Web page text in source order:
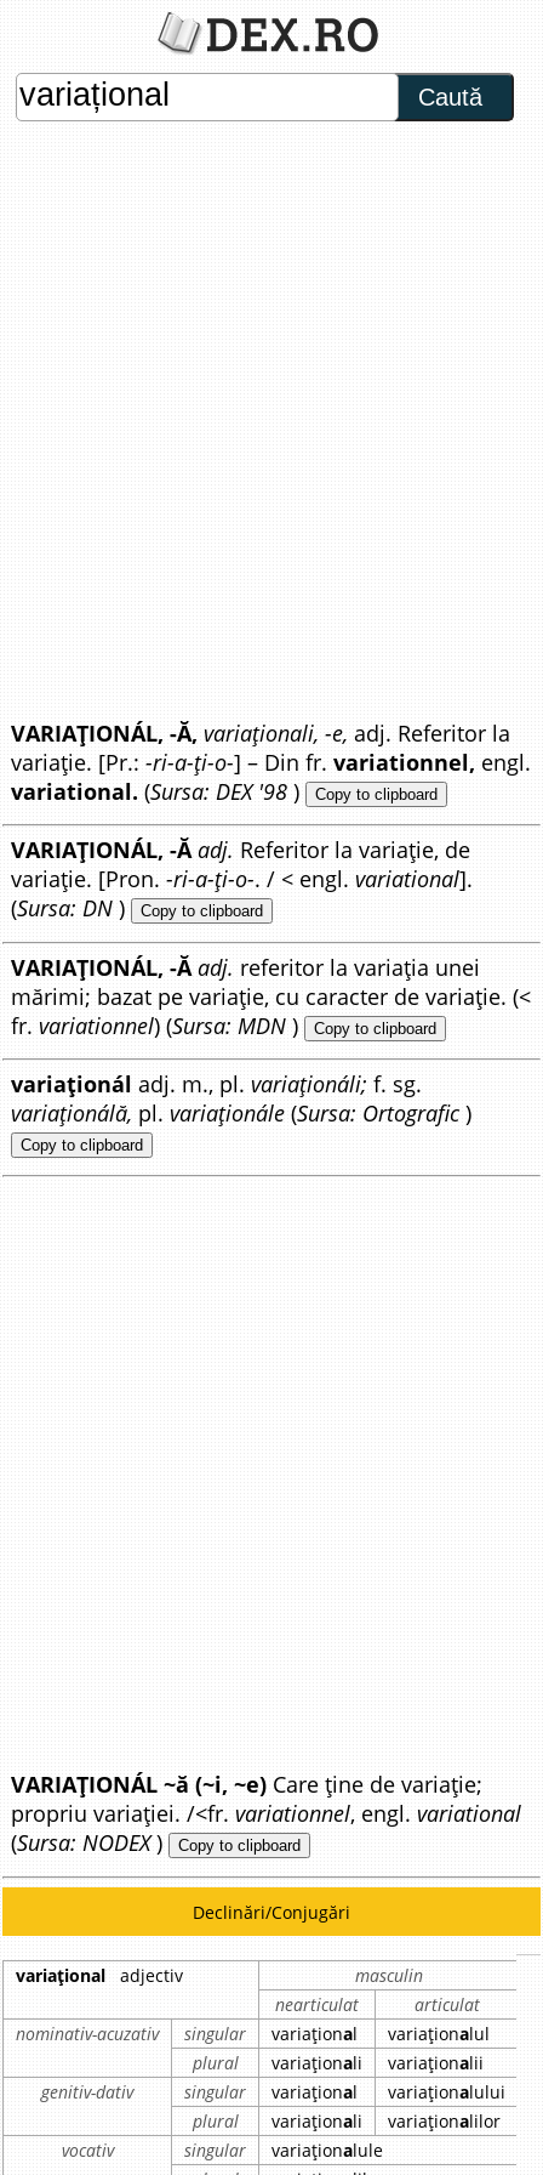
Caută
VARIAȚIONÁL, -Ă, variaționali, -e, adj. Referitor la
variație. [Pr.:-ri-a-ți-o-] – Din fr.variationnel, engl.
variational. (Sursa: DEX '98 ) Copy to clipboard
VARIAȚIONÁL, -Ă adj. Referitor la variație, de
variație. [Pron.-ri-a-ți-o-. / < engl. variational].
(Sursa: DN ) Copy to clipboard
VARIAȚIONÁL, -Ă adj. referitor la variația unei
mărimi; bazat pe variație, cu caracter de variație. (<
fr. variationnel) (Sursa: MDN ) Copy to clipboard
variaționáladj. m., pl. variaționáli; f. sg.
variaționálă, pl. variaționále (Sursa: Ortografic )
Copy to clipboard
VARIAȚIONÁL ~ă (~i, ~e) Care ține de variație;
propriu variației. /<fr. variationnel, engl. variational
(Sursa: NODEX) Copy to clipboard
Declinări/Conjugări
variațional adjectiv
masculin
nearticulat
articulat
nominativ-acuzativ
singular variațional variaționalul
plural
variaționali variaționalii
genitiv-dativ
singular variațional variaționalului
plural
variaționali variaționalilor
vocativ
singular variaționalule